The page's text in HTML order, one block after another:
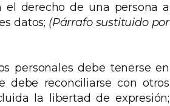
el derecho de una persona a
datos; (Párrafo sustituido por
personales debe tenerse en
reconciliarse con otros
la libertad de expresión;